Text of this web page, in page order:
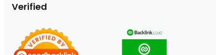
Verified